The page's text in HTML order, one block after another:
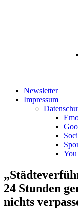
Newsletter
Impressum
24 Stunden
nichts